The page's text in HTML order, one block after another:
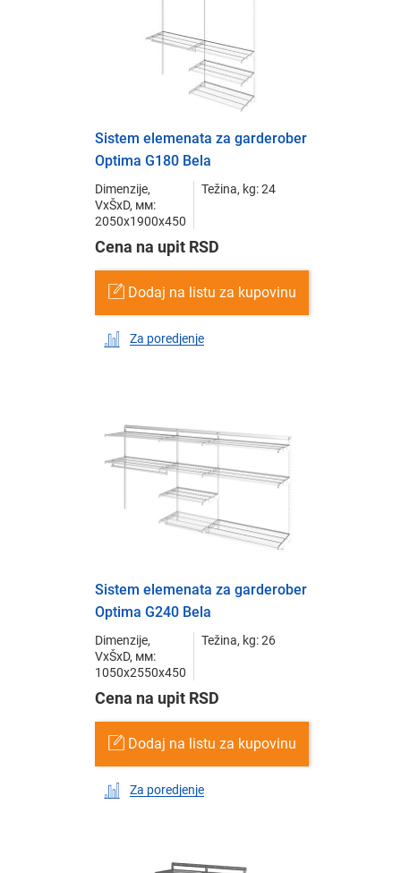
Sistem elemenata za garderober
Optima G180 Bela
Dimenzije,
VxŠxD, мм:
2050x1900x450
Težina, kg: 24
Cena na upit RSD
Dodaj na listu za kupovinu
Za poredjenje
Sistem elemenata za garderober
Optima G240 Bela
Dimenzije,
VxŠxD, мм:
1050x2550x450
Težina, kg: 26
Cena na upit RSD
Dodaj na listu za kupovinu
Za poredjenje